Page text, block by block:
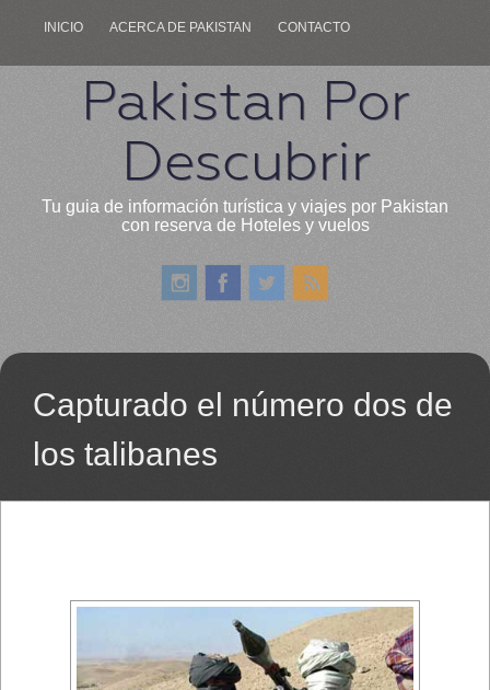
INICIO ACERCA DE PAKISTAN CONTACTO
Pakistan Por
Descubrir
Tu guia de información turística y viajes por Pakistan
con reserva de Hoteles y vuelos
Capturado el número dos de
los talibanes